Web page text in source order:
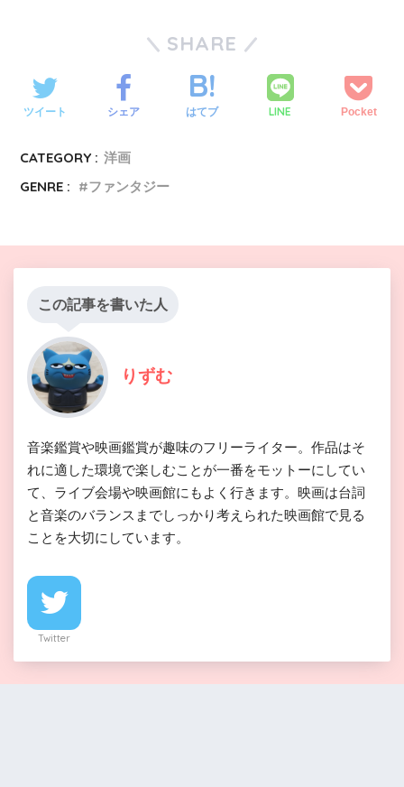
SHARE
ツイート シェア はてブ LINE Pocket
CATEGORY : 洋画
GENRE :
ファンタジー
この記事を書いた人
りずむ
音楽鑑賞や映画鑑賞が趣味のフリーライター。作品はそ
れに適した環境で楽しむことが一番をモットーにしてい
て、ライブ会場や映画館にもよく行きます。映画は台詞
と音楽のバランスまでしっかり考えられた映画館で見る
ことを大切にしています。
Twitter